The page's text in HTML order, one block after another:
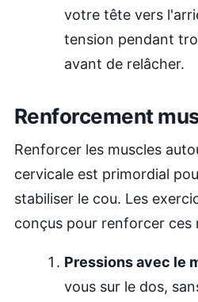
votre tête vers
tension pendant
avant de relâcher.
Renforcement
Renforcer les muscles
cervicale est primordial
stabiliser le cou. Les
conçus pour renforcer ces
Pressions avec le
vous sur le dos,